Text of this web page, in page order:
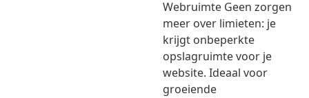
Webruimte Geen zorgen
meer over limieten: je
krijgt onbeperkte
opslagruimte voor je
website. Ideaal voor
groeiende